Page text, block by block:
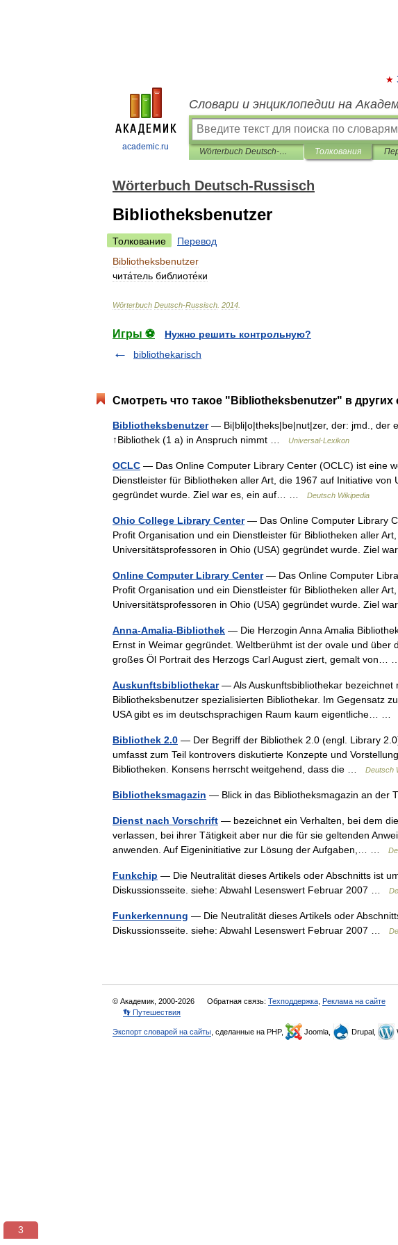
academic.ru
Словари и энциклопедии на
Wörterbuch Deutsch-Russisch Толкования
Wörterbuch Deutsch-Russisch
Bibliotheksbenutzer
Толкование
Перевод
Bibliotheksbenutzer
чита́тель библиоте́ки
Wörterbuch Deutsch-Russisch 2014
Игры ⚽
Нужно решить контрольную?
bibliothekarisch
Смотреть что такое "Bibliotheksbenutzer" в других
Bibliotheksbenutzer— Bi|bli|o|theks|be|nut|zer, der: jmd., der
↑Bibliothek (1 a) in Anspruch nimmt …
Universal-Lexikon
OCLC — Das Online Computer Library Center (OCLC) ist eine
Dienstleister für Bibliotheken aller Art, die 1967 auf Initiative von
gegründet wurde. Ziel war es, ein auf… …
Deutsch Wikipedia
Ohio College Library Center— Das Online Computer Library
Profit Organisation und ein Dienstleister für Bibliotheken aller
Universitätsprofessoren in Ohio (USA) gegründet wurde. Ziel
Online Computer Library Center— Das Online Computer
Profit Organisation und ein Dienstleister für Bibliotheken aller
Universitätsprofessoren in Ohio (USA) gegründet wurde. Ziel
Anna-Amalia-Bibliothek — Die Herzogin Anna Amalia
Ernst in Weimar gegründet. Weltberühmt ist der ovale und über
großes Öl Portrait des Herzogs Carl August ziert, gemalt von…
Auskunftsbibliothekar— Als Auskunftsbibliothekar bezeichnet
Bibliotheksbenutzer spezialisierten Bibliothekar. Im Gegensatz
USA gibt es im deutschsprachigen Raum kaum eigentliche… …
Bibliothek 2.0 — Der Begriff der Bibliothek 2.0 (engl. Library
umfasst zum Teil kontrovers diskutierte Konzepte und
Bibliotheken. Konsens herrscht weitgehend, dass die …
Deutsch
Bibliotheksmagazin — Blick in das Bibliotheksmagazin an der
Dienst nach Vorschrift — bezeichnet ein Verhalten, bei dem
verlassen, bei ihrer Tätigkeit aber nur die für sie geltenden
anwenden. Auf Eigeninitiative zur Lösung der Aufgaben,… …
Funkchip — Die Neutralität dieses Artikels oder Abschnitts ist
Diskussionsseite. siehe: Abwahl Lesenswert Februar 2007 …
Funkerkennung — Die Neutralität dieses Artikels oder
Diskussionsseite. siehe: Abwahl Lesenswert Februar 2007 …
© Академик, 2000-2026 Обратная связь: Техподдержка Реклама на сайте
👣 Путешествия
Экспорт словарей на сайты , сделанные на PHP, Joomla, Drupal,
3